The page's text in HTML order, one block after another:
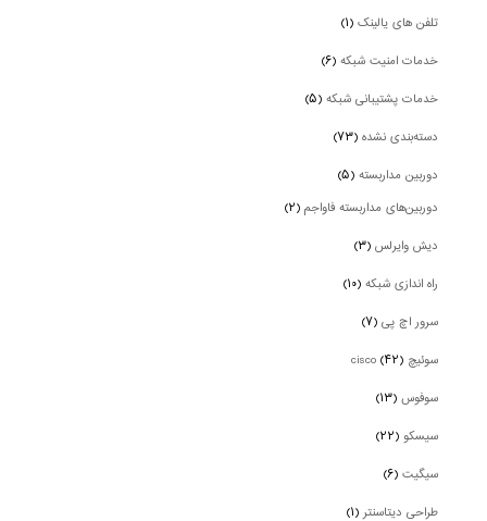
تلفن های یالینک(۱)
خدمات امنیت شبکه(۶)
خدمات پشتیبانی شبکه(۵)
دسته‌بندی نشده(۷۳)
دوربین‌ مداربسته(۵)
دوربین‌های مداربسته فاواجم(۲)
دیش وایرلس(۳)
راه اندازی شبکه(۱۰)
سرور اچ پی(۷)
سوئیچ cisco (۴۲)
سوفوس(۱۳)
سیسکو(۲۲)
سیگیت(۶)
طراحی دیتاسنتر(۱)